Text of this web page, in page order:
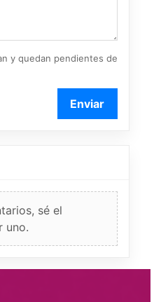
y quedan pendientes de
Enviar
sé el
uno.